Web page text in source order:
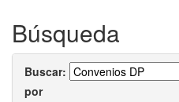
Búsqueda
Buscar:
por